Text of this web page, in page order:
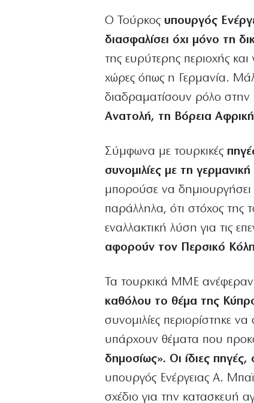
Ο Τούρκοςυπουργός
διασφαλίσει όχι μόνο τη
της ευρύτερης περιοχής
χώρες όπως η Γερμανία.
διαδραματίσουν ρόλο
Ανατολή, τη Βόρεια
Σύμφωνα με τουρκικές
συνομιλίες με τη
μπορούσε να δημιουργήσει
παράλληλα, ότι στόχος της
εναλλακτική λύση για τις
αφορούν τον Περσικό
Τα τουρκικά ΜΜΕ ανέφεραν
καθόλου το θέμα της
συνομιλίες περιορίστηκε
υπάρχουν θέματα που
δημοσίως». Οι ίδιες
υπουργός Ενέργειας Α.
σχέδιο για την κατασκευή